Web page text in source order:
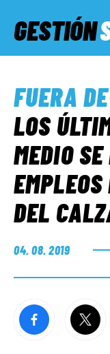
GESTIÓN
SERVICIOS
INFORMES
FUERA DE
EL LADO «G»
FUERA
LOS
MEDIO
DEL
04. 08. 2019